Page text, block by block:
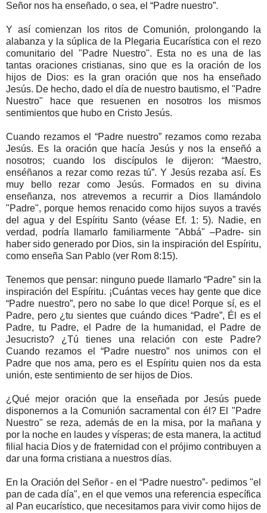
Señor nos ha enseñado, o sea, el “Padre nuestro”.
Y así comienzan los ritos de Comunión, prolongando la
alabanza y la súplica de la Plegaria Eucarística con el rezo
comunitario del "Padre Nuestro". Esta no es una de las
tantas oraciones cristianas, sino que es la oración de los
hijos de Dios: es la gran oración que nos ha enseñado
Jesús. De hecho, dado el día de nuestro bautismo, el "Padre
Nuestro" hace que resuenen en nosotros los mismos
sentimientos que hubo en Cristo Jesús.
Cuando rezamos el “Padre nuestro” rezamos como rezaba
Jesús. Es la oración que hacía Jesús y nos la enseñó a
nosotros; cuando los discípulos le dijeron: “Maestro,
enséñanos a rezar como rezas tú”. Y Jesús rezaba así. Es
muy bello rezar como Jesús. Formados en su divina
enseñanza, nos atrevemos a recurrir a Dios llamándolo
"Padre", porque hemos renacido como hijos suyos a través
del agua y del Espíritu Santo (véase Ef. 1: 5). Nadie, en
verdad, podría llamarlo familiarmente "Abbá" –Padre- sin
haber sido generado por Dios, sin la inspiración del Espíritu,
como enseña San Pablo (ver Rom 8:15).
Tenemos que pensar: ninguno puede llamarlo “Padre” sin la
inspiración del Espíritu. ¡Cuántas veces hay gente que dice
“Padre nuestro”, pero no sabe lo que dice! Porque sí, es el
Padre, pero ¿tu sientes que cuándo dices “Padre”, Él es el
Padre, tu Padre, el Padre de la humanidad, el Padre de
Jesucristo? ¿Tú tienes una relación con este Padre?
Cuando rezamos el “Padre nuestro” nos unimos con el
Padre que nos ama, pero es el Espíritu quien nos da esta
unión, este sentimiento de ser hijos de Dios.
¿Qué mejor oración que la enseñada por Jesús puede
disponernos a la Comunión sacramental con él? El "Padre
Nuestro" se reza, además de en la misa, por la mañana y
por la noche en laudes y vísperas; de esta manera, la actitud
filial hacia Dios y de fraternidad con el prójimo contribuyen a
dar una forma cristiana a nuestros días.
En la Oración del Señor - en el “Padre nuestro”- pedimos "el
pan de cada día", en el que vemos una referencia específica
al Pan eucarístico, que necesitamos para vivir como hijos de